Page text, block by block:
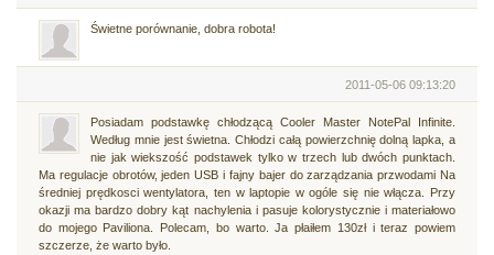
Świetne porównanie, dobra robota!
2011-05-06 09:13:20
Posiadam podstawkę chłodzącą Cooler Master NotePal Infinite.
Według mnie jest świetna. Chłodzi całą powierzchnię dolną lapka, a
nie jak wiekszość podstawek tylko w trzech lub dwóch punktach.
Ma regulacje obrotów, jeden USB i fajny bajer do zarządzania przwodami Na
średniej prędkosci wentylatora, ten w laptopie w ogóle się nie włącza. Przy
okazji ma bardzo dobry kąt nachylenia i pasuje kolorystycznie i materiałowo
do mojego Paviliona. Polecam, bo warto. Ja płaiłem 130zł i teraz powiem
szczerze, że warto było.